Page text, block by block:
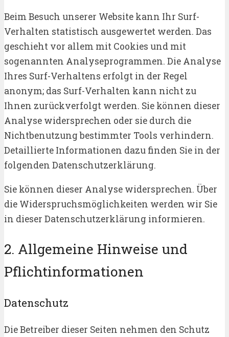
Beim Besuch unserer Website kann Ihr Surf-
Verhalten statistisch ausgewertet werden. Das
geschieht vor allem mit Cookies und mit
sogenannten Analyseprogrammen. Die Analyse
Ihres Surf-Verhaltens erfolgt in der Regel
anonym; das Surf-Verhalten kann nicht zu
Ihnen zurückverfolgt werden. Sie können dieser
Analyse widersprechen oder sie durch die
Nichtbenutzung bestimmter Tools verhindern.
Detaillierte Informationen dazu finden Sie in der
folgenden Datenschutzerklärung.
Sie können dieser Analyse widersprechen. Über
die Widerspruchsmöglichkeiten werden wir Sie
in dieser Datenschutzerklärung informieren.
2. Allgemeine Hinweise und
Pflichtinformationen
Datenschutz
Die Betreiber dieser Seiten nehmen den Schutz